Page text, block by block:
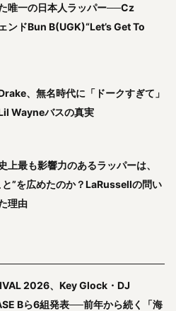
唯一の日本人ラッパー──Cz
ンドBun B(UGK)“Let’s Get To
、無名時代に「ドークすぎて」
Wayneバスの真実
上最も影響力のあるラッパーは、
と”を広めたのか？LaRussellの問い
理由
2026、Key Glock・DJ
Bら6組発表──前年から続く「海